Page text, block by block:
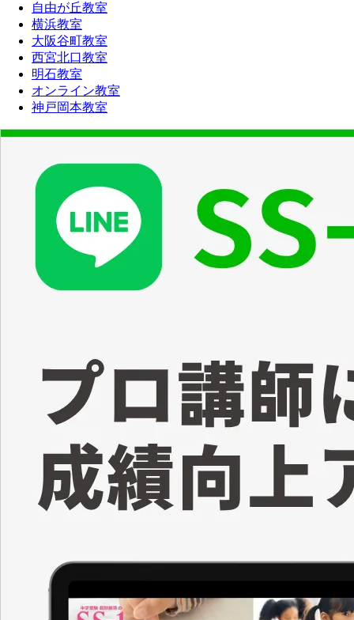
自由が丘教室
横浜教室
大阪谷町教室
西宮北口教室
明石教室
オンライン教室
神戸岡本教室